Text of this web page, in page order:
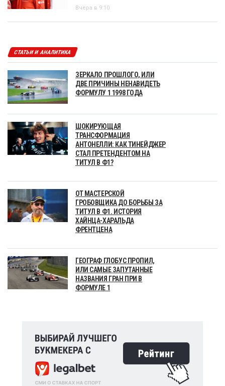
Вчера в 9:10
СТАТЬИ И АНАЛИТИКА
ЗЕРКАЛО ПРОШЛОГО, ИЛИ
ДВЕ ПРИЧИНЫ НЕНАВИДЕТЬ
ФОРМУЛУ 1 1998 ГОДА
ШОКИРУЮЩАЯ
ТРАНСФОРМАЦИЯ
АНТОНЕЛЛИ: КАК ТИНЕЙДЖЕР
СТАЛ ПРЕТЕНДЕНТОМ НА
ТИТУЛ В Ф1?
ОТ МАСТЕРСКОЙ
ГРОБОВЩИКА ДО БОРЬБЫ ЗА
ТИТУЛ В Ф1. ИСТОРИЯ
ХАЙНЦА-ХАРАЛЬДА
ФРЕНТЦЕНА
ГЕОГРАФ ГЛОБУС ПРОПИЛ,
ИЛИ САМЫЕ ЗАПУТАННЫЕ
НАЗВАНИЯ ГРАН ПРИ В
ФОРМУЛЕ 1